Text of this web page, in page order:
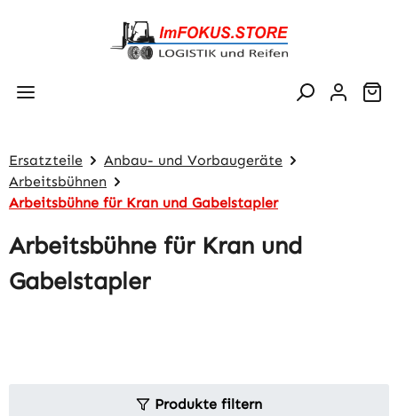
Zum Hauptinhalt springen
Ersatzteile
Anbau- und Vorbaugeräte
Arbeitsbühnen
Arbeitsbühne für Kran und Gabelstapler
Arbeitsbühne für Kran und
Gabelstapler
Produkte filtern